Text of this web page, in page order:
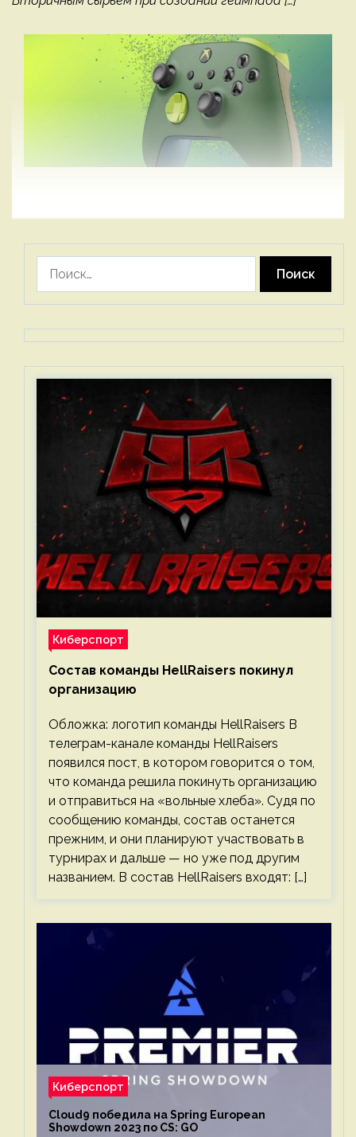
Киберспорт
Состав команды HellRaisers покинул
организацию
Обложка: логотип команды HellRaisers В
телеграм-канале команды HellRaisers
появился пост, в котором говорится о том,
что команда решила покинуть организацию
и отправиться на «вольные хлеба». Судя по
сообщению команды, состав останется
прежним, и они планируют участвовать в
турнирах и дальше — но уже под другим
названием. В состав HellRaisers входят: […]
Киберспорт
Cloud9 победила на Spring European
Showdown 2023 по CS: GO